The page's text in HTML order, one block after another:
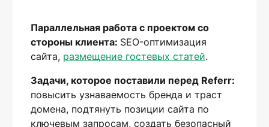
Параллельная работа с проектом со
стороны клиента: SEO-оптимизация
сайта, размещение гостевых статей.
Задачи, которое поставили перед Referr:
повысить узнаваемость бренда и траст
домена, подтянуть позиции сайта по
ключевым запросам, создать безопасный